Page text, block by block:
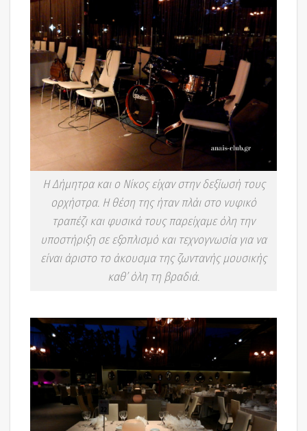
Η Δήμητρα και ο Νίκος είχαν στην δεξίωσή τους
ορχήστρα. Η θέση της ήταν πλάι στο νυφικό
τραπέζι και φυσικά τους παρείχαμε όλη την
υποστήριξη σε εξοπλισμό και τεχνογνωσία για να
είναι άριστο το άκουσμα της ζωντανής μουσικής
καθ’ όλη τη βραδιά.